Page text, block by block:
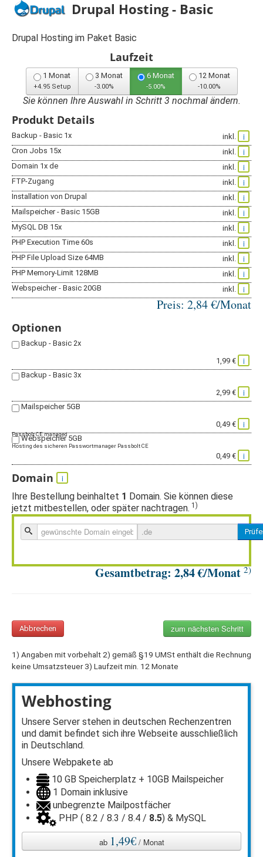
Passbolt CE managed
Hosting des sicheren Passwortmanager Passbolt CE
Drupal Hosting - Basic
Drupal Hosting im Paket Basic
Laufzeit
1 Monat
+4.95 Setup
3 Monat
-3.00%
6 Monat
-5.00%
12 Monat
-10.00%
Sie können Ihre Auswahl in Schritt 3 nochmal ändern.
Produkt Details
Backup - Basic 1x inkl. i
Cron Jobs 15x inkl. i
Domain 1x de inkl. i
FTP-Zugang inkl. i
Installation von Drupal inkl. i
Mailspeicher - Basic 15GB inkl. i
MySQL DB 15x inkl. i
PHP Execution Time 60s inkl. i
PHP File Upload Size 64MB inkl. i
PHP Memory-Limit 128MB inkl. i
Webspeicher - Basic 20GB inkl. i
Preis: 2,84€/Monat
Optionen
Backup - Basic 2x
1,99 €
i
Backup - Basic 3x
2,99 €
i
Mailspeicher 5GB
0,49 €
i
Webspeicher 5GB
0,49 €
i
Domain
i
Ihre Bestellung beinhaltet 1 Domain. Sie können diese
jetzt mitbestellen, oder später nachtragen. 1)
Gesamtbetrag: 2,84€/Monat 2)
Abbrechen zum nächsten Schritt
1) Angaben mit vorbehalt 2) gemäß §19 UMSt enthält die Rechnung
keine Umsatzsteuer 3) Laufzeit min. 12 Monate
Webhosting
Unsere Server stehen in deutschen Rechenzentren
und damit befindet sich ihre Webseite ausschließlich
in Deutschland.
Unsere Webpakete ab
10 GB Speicherplatz + 10GB Mailspeicher
1 Domain inklusive
unbegrenzte Mailpostfächer
PHP ( 8.2 / 8.3 / 8.4 / 8.5) & MySQL
ab 1,49€/ Monat